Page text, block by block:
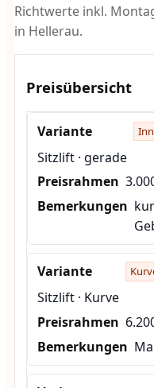
Richtwerte inkl.
in Hellerau.
Preisübersicht
Sitzlift · gerade
Sitzlift · Kurve